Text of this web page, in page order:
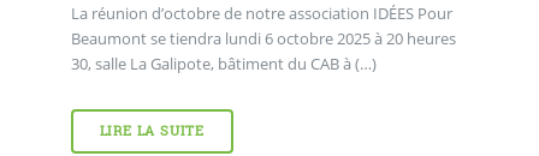
La réunion d’octobre de notre association IDÉES Pour
Beaumont se tiendra lundi 6 octobre 2025 à 20 heures
30, salle La Galipote, bâtiment du CAB à (…)
LIRE LA SUITE